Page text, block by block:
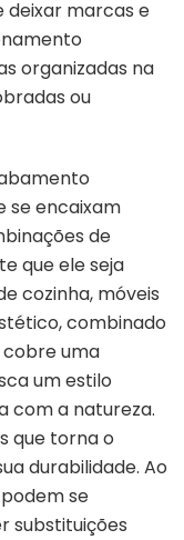
deixar marcas e
organizadas na
ou
se encaixam
de
que ele seja
cozinha, móveis
combinado
uma
um estilo
com a natureza.
que torna o
durabilidade. Ao
se
substituições